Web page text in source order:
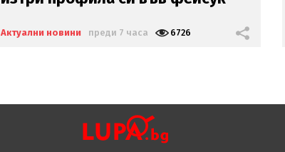
Актуални новини преди 7 часа 3064